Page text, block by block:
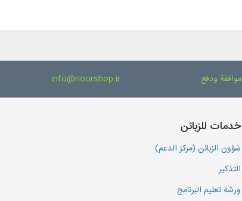
موافقة ودفع info@noorshop.ir
خدمات للزبائن
شؤون الزبائن (مركز الدعم)
التذكير
ورشة تعليم البرنامج